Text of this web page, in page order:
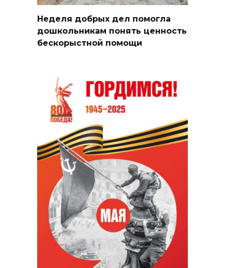
Неделя добрых дел помогла
дошкольникам понять ценность
бескорыстной помощи